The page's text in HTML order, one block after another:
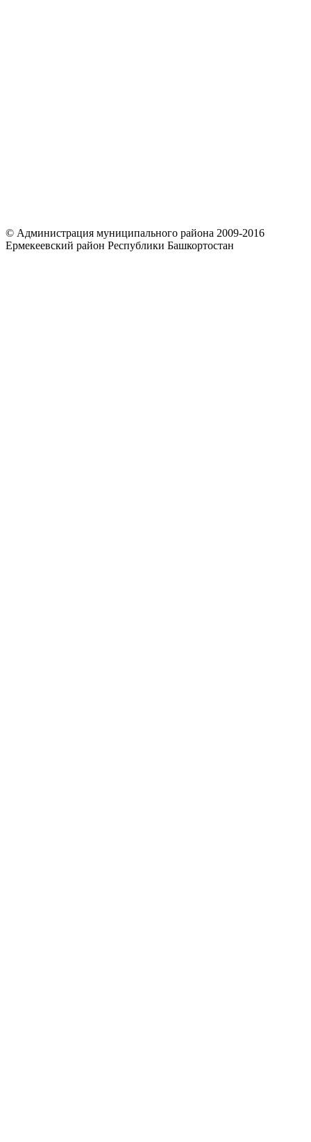
© Администрация муниципального района 2009-2016
Ермекеевский район Республики Башкортостан